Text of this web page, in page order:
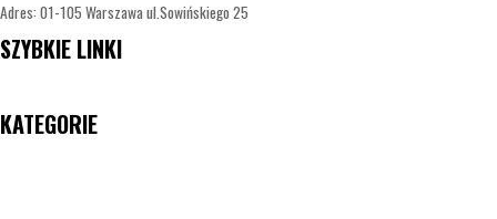
Adres: 01-105 Warszawa ul.Sowińskiego 25
SZYBKIE LINKI
KATEGORIE